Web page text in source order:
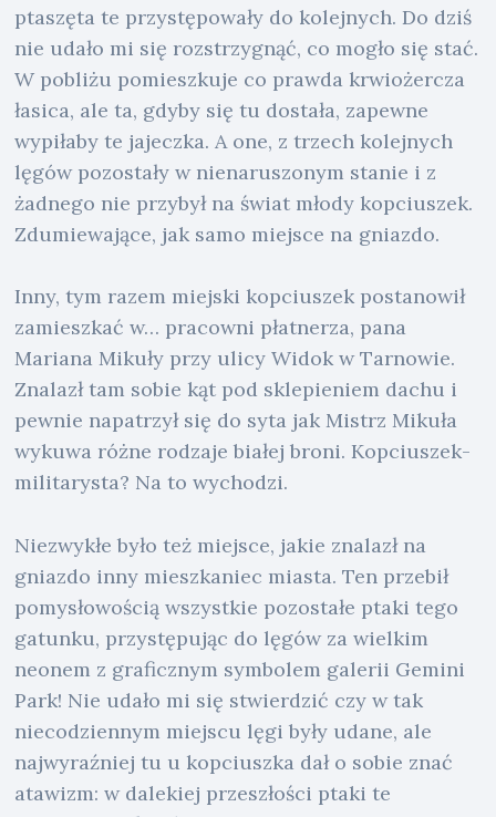
ptaszęta te przystępowały do kolejnych. Do dziś
nie udało mi się rozstrzygnąć, co mogło się stać.
W pobliżu pomieszkuje co prawda krwiożercza
łasica, ale ta, gdyby się tu dostała, zapewne
wypiłaby te jajeczka. A one, z trzech kolejnych
lęgów pozostały w nienaruszonym stanie i z
żadnego nie przybył na świat młody kopciuszek.
Zdumiewające, jak samo miejsce na gniazdo.
Inny, tym razem miejski kopciuszek postanowił
zamieszkać w… pracowni płatnerza, pana
Mariana Mikuły przy ulicy Widok w Tarnowie.
Znalazł tam sobie kąt pod sklepieniem dachu i
pewnie napatrzył się do syta jak Mistrz Mikuła
wykuwa różne rodzaje białej broni. Kopciuszek-
militarysta? Na to wychodzi.
Niezwykłe było też miejsce, jakie znalazł na
gniazdo inny mieszkaniec miasta. Ten przebił
pomysłowością wszystkie pozostałe ptaki tego
gatunku, przystępując do lęgów za wielkim
neonem z graficznym symbolem galerii Gemini
Park! Nie udało mi się stwierdzić czy w tak
niecodziennym miejscu lęgi były udane, ale
najwyraźniej tu u kopciuszka dał o sobie znać
atawizm: w dalekiej przeszłości ptaki te